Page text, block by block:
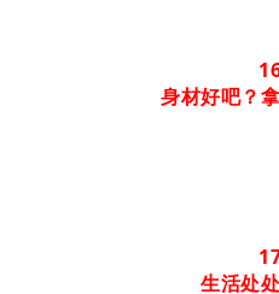
身材好吧？
生活处